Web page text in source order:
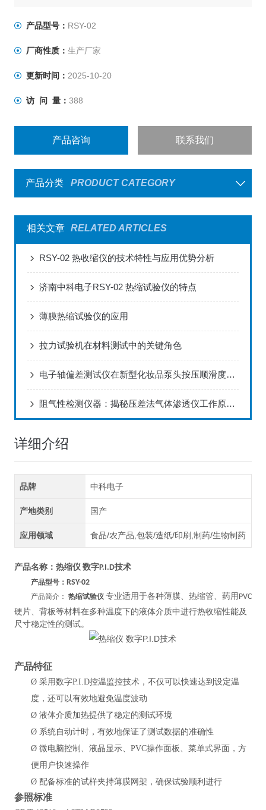
产品型号： RSY-02
厂商性质： 生产厂家
更新时间： 2025-10-20
访 问 量： 388
产品咨询 联系我们
产品分类 PRODUCT CATEGORY
相关文章 RELATED ARTICLES
RSY-02 热收缩仪的技术特性与应用优势分析
济南中科电子RSY-02 热缩试验仪的特点
薄膜热缩试验仪的应用
拉力试验机在材料测试中的关键角色
电子轴偏差测试仪在新型化妆品泵头按压顺滑度研究中的应用
阻气性检测仪器：揭秘压差法气体渗透仪工作原理和技术亮点！
详细介绍
品牌 中科电子
产地类别 国产
应用领域 食品/农产品,包装/造纸/印刷,制药/生物制药
产品名称： 热缩仪 数字P.I.D技术
产品型号： RSY-02
产品简介： 热缩试验仪 专业适用于各种薄膜、热缩管、药用 PVC
硬片、背板等材料在多种温度下的液体介质中进行热收缩性能及
尺寸稳定性的测试。
产品特征
Ø 采用数字P.I.D控温监控技术，不仅可以快速达到设定温
度，还可以有效地避免温度波动
Ø 液体介质加热提供了稳定的测试环境
Ø 系统自动计时，有效地保证了测试数据的准确性
Ø 微电脑控制、液晶显示、PVC操作面板、菜单式界面，方
便用户快速操作
Ø 配备标准的试样夹持薄膜网架，确保试验顺利进行
参照标准